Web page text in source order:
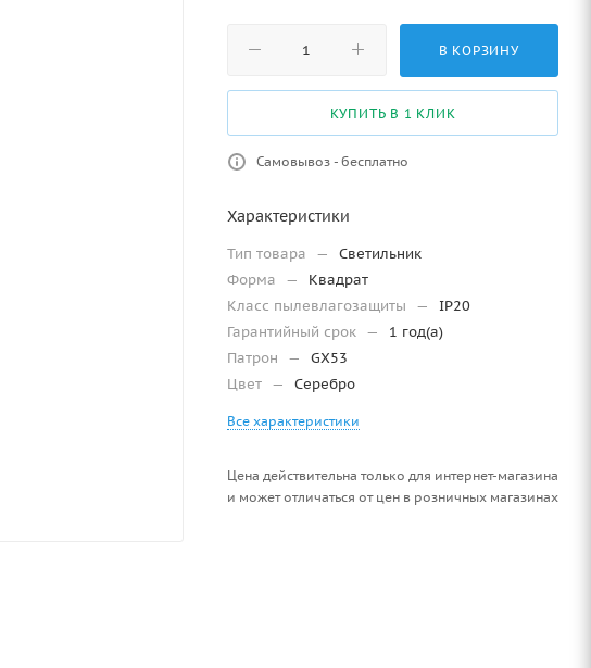
В КОРЗИНУ
КУПИТЬ В 1 КЛИК
Самовывоз - бесплатно
Характеристики
Тип товара —
Светильник
Форма
—
Квадрат
Класс пылевлагозащиты
—
IP20
Гарантийный срок —
1 год(а)
Патрон
—
GX53
Цвет — Серебро
Все характеристики
Цена действительна только для интернет-магазина
и может отличаться от цен в розничных магазинах